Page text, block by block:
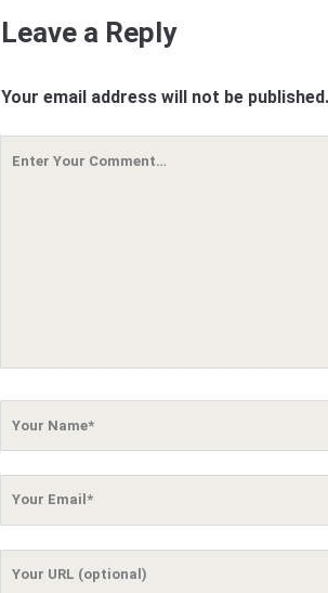
Leave a Reply
Your email address will not be published.